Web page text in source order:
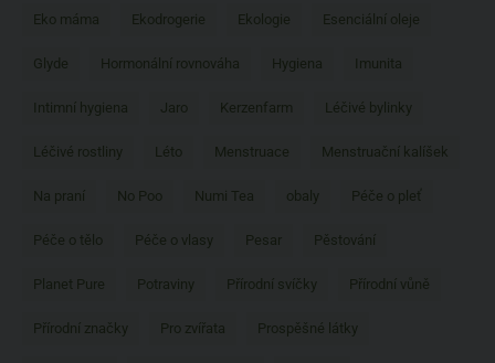
Eko máma Ekodrogerie Ekologie Esenciální oleje
Glyde Hormonální rovnováha Hygiena Imunita
Intimní hygiena Jaro Kerzenfarm Léčivé bylinky
Léčivé rostliny Léto Menstruace Menstruační kalíšek
Na praní No Poo Numi Tea obaly Péče o pleť
Péče o tělo Péče o vlasy Pesar Pěstování
Planet Pure Potraviny Přírodní svíčky Přírodní vůně
Přírodní značky Pro zvířata Prospěšné látky